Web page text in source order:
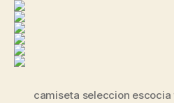
camiseta seleccion escocia